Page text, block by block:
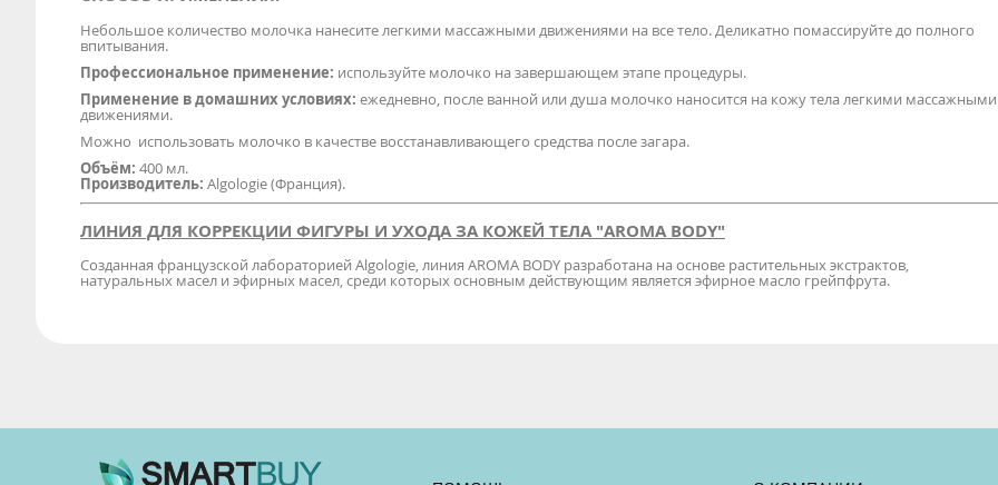
Небольшое количество молочка нанесите легкими массажными движениями на все тело. Деликатно помассируйте до полного
впитывания.
Профессиональное применение: используйте молочко на завершающем этапе процедуры.
Применение в домашних условиях: ежедневно, после ванной или душа молочко наносится на кожу тела легкими массажными
движениями.
Можно использовать молочко в качестве восстанавливающего средства после загара.
Объём: 400 мл.
Производитель: Algologie (Франция).
ЛИНИЯ ДЛЯ КОРРЕКЦИИ ФИГУРЫ И УХОДА ЗА КОЖЕЙ ТЕЛА "AROMA BODY"
Созданная французской лабораторией Algologie, линия AROMA BODY разработана на основе растительных экстрактов,
натуральных масел и эфирных масел, среди которых основным действующим является эфирное масло грейпфрута.